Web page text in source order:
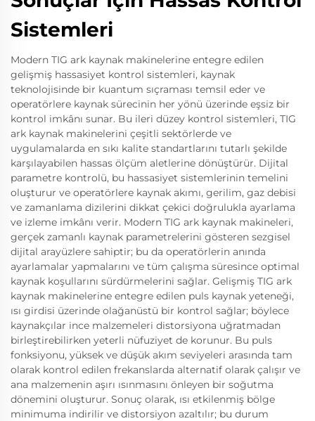
Sistemleri
Modern TIG ark kaynak makinelerine entegre edilen
gelişmiş hassasiyet kontrol sistemleri, kaynak
teknolojisinde bir kuantum sıçraması temsil eder ve
operatörlere kaynak sürecinin her yönü üzerinde eşsiz bir
kontrol imkânı sunar. Bu ileri düzey kontrol sistemleri, TIG
ark kaynak makinelerini çeşitli sektörlerde ve
uygulamalarda en sıkı kalite standartlarını tutarlı şekilde
karşılayabilen hassas ölçüm aletlerine dönüştürür. Dijital
parametre kontrolü, bu hassasiyet sistemlerinin temelini
oluşturur ve operatörlere kaynak akımı, gerilim, gaz debisi
ve zamanlama dizilerini dikkat çekici doğrulukla ayarlama
ve izleme imkânı verir. Modern TIG ark kaynak makineleri,
gerçek zamanlı kaynak parametrelerini gösteren sezgisel
dijital arayüzlere sahiptir; bu da operatörlerin anında
ayarlamalar yapmalarını ve tüm çalışma süresince optimal
kaynak koşullarını sürdürmelerini sağlar. Gelişmiş TIG ark
kaynak makinelerine entegre edilen puls kaynak yeteneği,
ısı girdisi üzerinde olağanüstü bir kontrol sağlar; böylece
kaynakçılar ince malzemeleri distorsiyona uğratmadan
birleştirebilirken yeterli nüfuziyet de korunur. Bu puls
fonksiyonu, yüksek ve düşük akım seviyeleri arasında tam
olarak kontrol edilen frekanslarda alternatif olarak çalışır ve
ana malzemenin aşırı ısınmasını önleyen bir soğutma
dönemini oluşturur. Sonuç olarak, ısı etkilenmiş bölge
minimuma indirilir ve distorsiyon azaltılır; bu durum